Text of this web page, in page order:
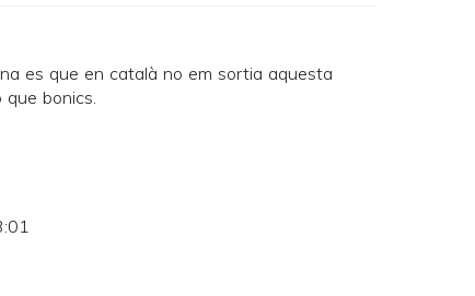
es que en català no em sortia aquesta
que bonics.